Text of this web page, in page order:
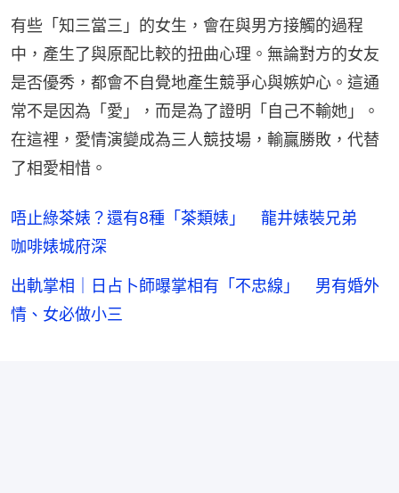
有些「知三當三」的女生，會在與男方接觸的過程
中，產生了與原配比較的扭曲心理。無論對方的女友
是否優秀，都會不自覺地產生競爭心與嫉妒心。這通
常不是因為「愛」，而是為了證明「自己不輸她」。
在這裡，愛情演變成為三人競技場，輸贏勝敗，代替
了相愛相惜。
唔止綠茶婊？還有8種「茶類婊」 龍井婊裝兄弟
咖啡婊城府深
出軌掌相｜日占卜師曝掌相有「不忠線」 男有婚外
情、女必做小三